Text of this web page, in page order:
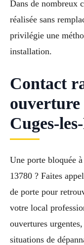
Dans de nombreux
réalisée sans
privilégie une
installation.
Contact
ouverture
Cuges-
Une porte bloquée
13780 ? Faites
de porte pour
votre local
ouvertures
situations de